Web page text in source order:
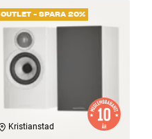
OUTLET - SPARA 20%
Kristianstad